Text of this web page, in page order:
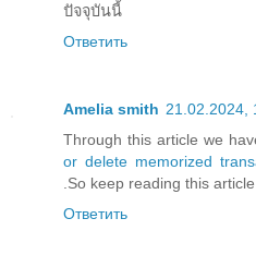
ปัจจุบันนี้
Ответить
Amelia smith 21.02.2024,
Through this article we
or delete memorized
.So keep reading this
Ответить